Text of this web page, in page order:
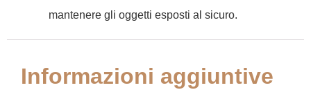
mantenere gli oggetti esposti al sicuro.
Informazioni aggiuntive